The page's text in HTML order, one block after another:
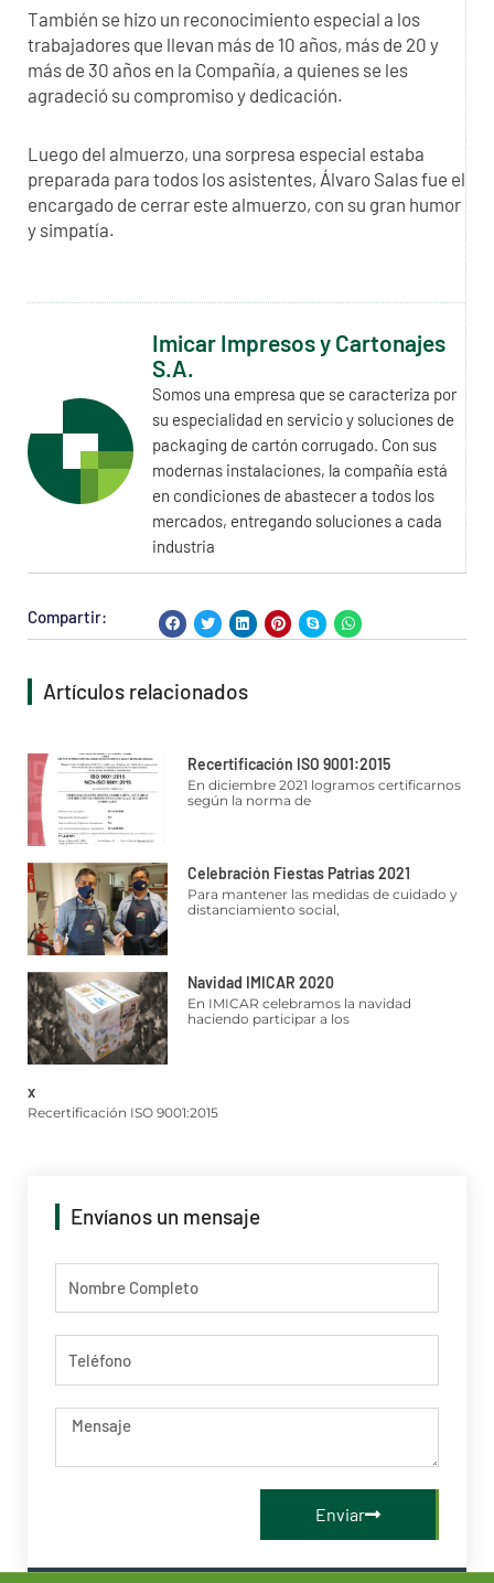
También se hizo un reconocimiento especial a los
trabajadores que llevan más de 10 años, más de 20 y
más de 30 años en la Compañía, a quienes se les
agradeció su compromiso y dedicación.
Luego del almuerzo, una sorpresa especial estaba
preparada para todos los asistentes, Álvaro Salas fue el
encargado de cerrar este almuerzo, con su gran humor
y simpatía.
Imicar Impresos y Cartonajes
S.A.
Somos una empresa que se caracteriza por
su especialidad en servicio y soluciones de
packaging de cartón corrugado. Con sus
modernas instalaciones, la compañía está
en condiciones de abastecer a todos los
mercados, entregando soluciones a cada
industria
Compartir:
Artículos relacionados
Recertificación ISO 9001:2015
En diciembre 2021 logramos certificarnos
según la norma de
Celebración Fiestas Patrias 2021
Para mantener las medidas de cuidado y
distanciamiento social,
Navidad IMICAR 2020
En IMICAR celebramos la navidad
haciendo participar a los
x
Recertificación ISO 9001:2015
Envíanos un mensaje
Mensaje
Enviar